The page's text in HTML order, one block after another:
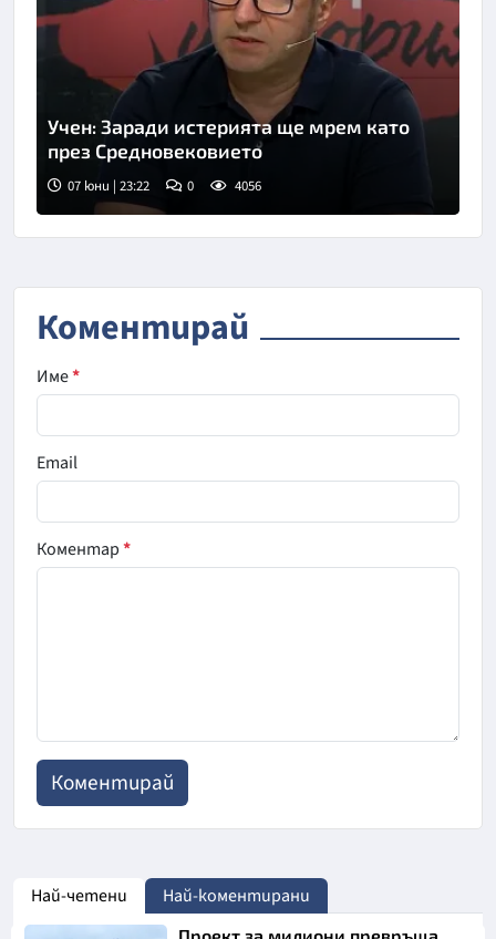
Учен: Заради истерията ще мрем като
през Средновековието
07 юни | 23:22 0 4056
Коментирай
Име*
Email
Коментар*
Най-четени Най-коментирани